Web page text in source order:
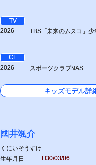
TV
2026
TBS「未来のムスコ」少
CF
2026
スポーツクラブNAS
キッズモデル詳
國井颯介
くにいそうすけ
生年月日
H30/03/06